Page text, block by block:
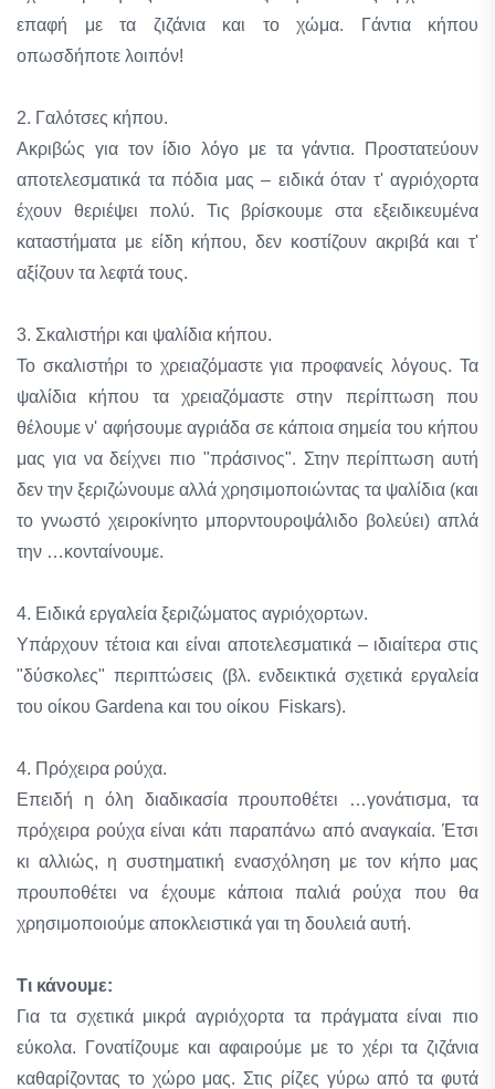
επαφή με τα ζιζάνια και το χώμα. Γάντια κήπου
οπωσδήποτε λοιπόν!
2. Γαλότσες κήπου.
Ακριβώς για τον ίδιο λόγο με τα γάντια. Προστατεύουν
αποτελεσματικά τα πόδια μας – ειδικά όταν τ' αγριόχορτα
έχουν θεριέψει πολύ. Τις βρίσκουμε στα εξειδικευμένα
καταστήματα με είδη κήπου, δεν κοστίζουν ακριβά και τ'
αξίζουν τα λεφτά τους.
3. Σκαλιστήρι και ψαλίδια κήπου.
Το σκαλιστήρι το χρειαζόμαστε για προφανείς λόγους. Τα
ψαλίδια κήπου τα χρειαζόμαστε στην περίπτωση που
θέλουμε ν' αφήσουμε αγριάδα σε κάποια σημεία του κήπου
μας για να δείχνει πιο "πράσινος". Στην περίπτωση αυτή
δεν την ξεριζώνουμε αλλά χρησιμοποιώντας τα ψαλίδια (και
το γνωστό χειροκίνητο μπορντουροψάλιδο βολεύει) απλά
την …κονταίνουμε.
4. Ειδικά εργαλεία ξεριζώματος αγριόχορτων.
Υπάρχουν τέτοια και είναι αποτελεσματικά – ιδιαίτερα στις
"δύσκολες" περιπτώσεις (βλ. ενδεικτικά σχετικά εργαλεία
του οίκου Gardena και του οίκου Fiskars).
4. Πρόχειρα ρούχα.
Επειδή η όλη διαδικασία προυποθέτει …γονάτισμα, τα
πρόχειρα ρούχα είναι κάτι παραπάνω από αναγκαία. Έτσι
κι αλλιώς, η συστηματική ενασχόληση με τον κήπο μας
προυποθέτει να έχουμε κάποια παλιά ρούχα που θα
χρησιμοποιούμε αποκλειστικά γαι τη δουλειά αυτή.
Τι κάνουμε:
Για τα σχετικά μικρά αγριόχορτα τα πράγματα είναι πιο
εύκολα. Γονατίζουμε και αφαιρούμε με το χέρι τα ζιζάνια
καθαρίζοντας το χώρο μας. Στις ρίζες γύρω από τα φυτά